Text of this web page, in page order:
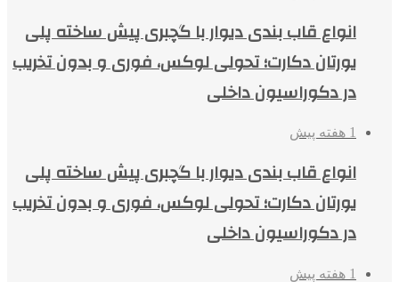
انواع قاب بندی دیوار با گچبری پیش ساخته پلی
یورتان دکارت؛ تحولی لوکس، فوری و بدون تخریب
در دکوراسیون داخلی
1 هفته پیش
انواع قاب بندی دیوار با گچبری پیش ساخته پلی
یورتان دکارت؛ تحولی لوکس، فوری و بدون تخریب
در دکوراسیون داخلی
1 هفته پیش